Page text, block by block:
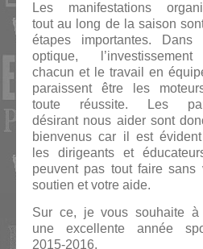
Les manifestations
tout au long de la saison
étapes importantes. Dans
optique,
chacun et le travail en
paraissent être les
toute réussite. Les
désirant nous aider sont
bienvenus car il est
les dirigeants et
peuvent pas tout faire sans
soutien et votre aide.
Sur ce, je vous souhaite à
une excellente année
2015-2016.